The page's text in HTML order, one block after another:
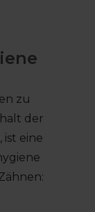
zu
der
eine